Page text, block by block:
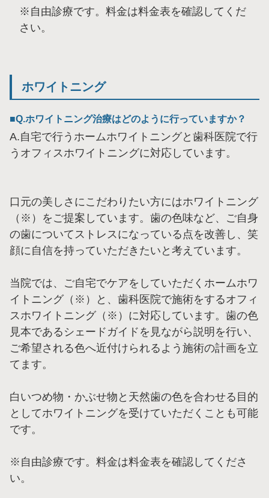
※自由診療です。料金は料金表を確認してくだ
さい。
ホワイトニング
Q.ホワイトニング治療はどのように行っていますか？
A.自宅で行うホームホワイトニングと歯科医院で行
うオフィスホワイトニングに対応しています。
口元の美しさにこだわりたい方にはホワイトニング
（※）をご提案しています。歯の色味など、ご自身
の歯についてストレスになっている点を改善し、笑
顔に自信を持っていただきたいと考えています。
当院では、ご自宅でケアをしていただくホームホワ
イトニング（※）と、歯科医院で施術をするオフィ
スホワイトニング（※）に対応しています。歯の色
見本であるシェードガイドを見ながら説明を行い、
ご希望される色へ近付けられるよう施術の計画を立
てます。
白いつめ物・かぶせ物と天然歯の色を合わせる目的
としてホワイトニングを受けていただくことも可能
です。
※自由診療です。料金は料金表を確認してくださ
い。